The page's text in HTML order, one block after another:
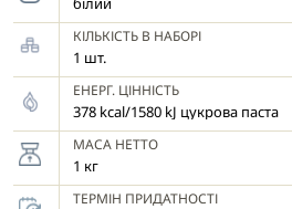
КІЛЬКІСТЬ В НАБОРІ
1 шт.
ЕНЕРГ. ЦІННІСТЬ
378 kcal/1580 kJ цукрова паста
МАСА НЕТТО
1 кг
ТЕРМІН ПРИДАТНОСТІ